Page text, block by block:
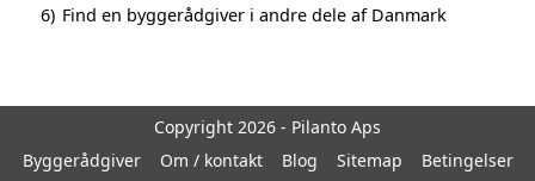
6) Find en byggerådgiver i andre dele af Danmark
Copyright 2026 - Pilanto Aps
Byggerådgiver
Om / kontakt Blog Sitemap Betingelser